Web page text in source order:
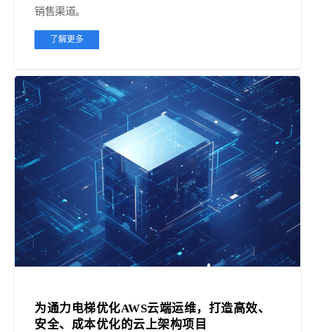
销售渠道。
了解更多
为通力电梯优化AWS云端运维，打造高效、
安全、成本优化的云上架构项目